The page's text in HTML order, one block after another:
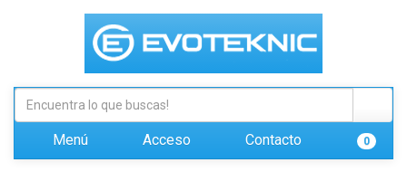
Menú Acceso Contacto 0